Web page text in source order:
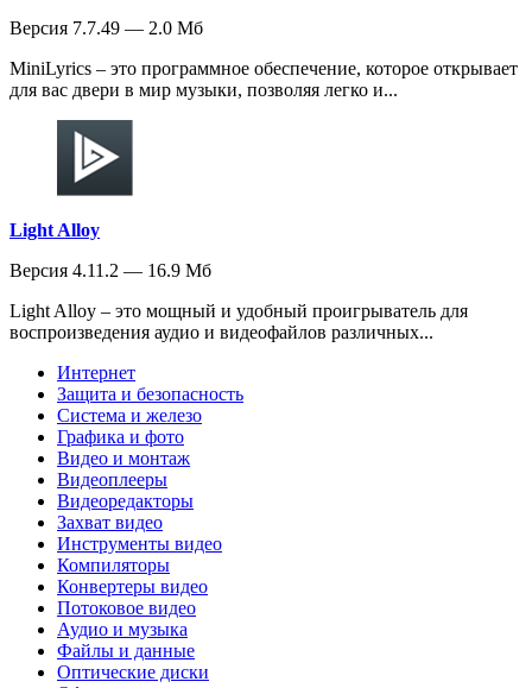
Версия 7.7.49 — 2.0 Мб
MiniLyrics – это программное обеспечение, которое открывает
для вас двери в мир музыки, позволяя легко и...
Light Alloy
Версия 4.11.2 — 16.9 Мб
Light Alloy – это мощный и удобный проигрыватель для
воспроизведения аудио и видеофайлов различных...
Интернет
Защита и безопасность
Система и железо
Графика и фото
Видео и монтаж
Видеоплееры
Видеоредакторы
Захват видео
Инструменты видео
Компиляторы
Конвертеры видео
Потоковое видео
Аудио и музыка
Файлы и данные
Оптические диски